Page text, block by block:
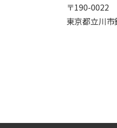
〒190-0022
東京都立川